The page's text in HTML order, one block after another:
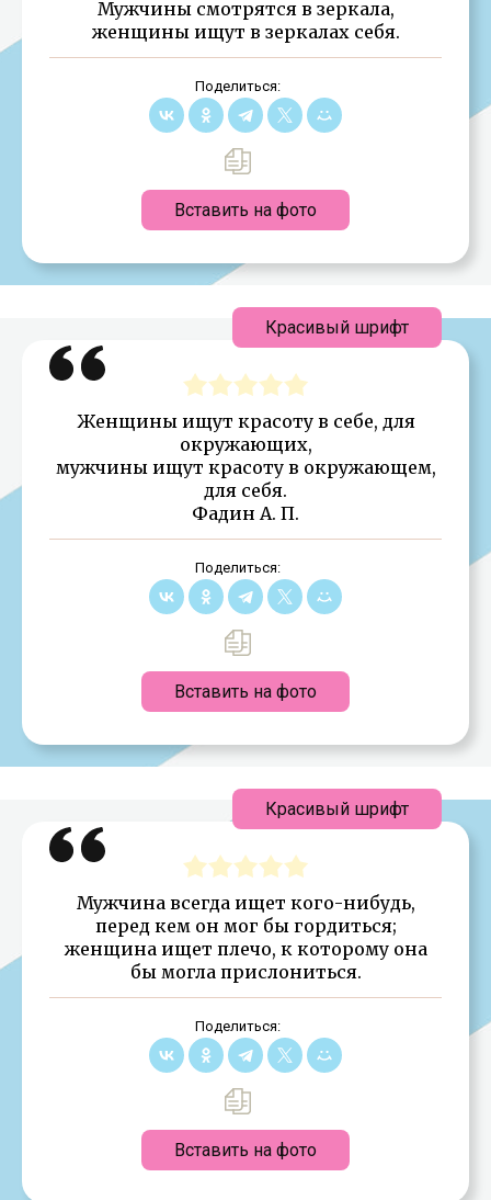
Мужчины смотрятся в зеркала,
женщины ищут в зеркалах себя.
Поделиться:
Вставить на фото
Женщины ищут красоту в себе, для
окружающих,
мужчины ищут красоту в окружающем,
для себя.
Фадин А. П.
Поделиться:
Вставить на фото
Красивый шрифт
Мужчина всегда ищет кого-нибудь,
перед кем он мог бы гордиться;
женщина ищет плечо, к которому она
бы могла прислониться.
Поделиться:
Вставить на фото
Красивый шрифт